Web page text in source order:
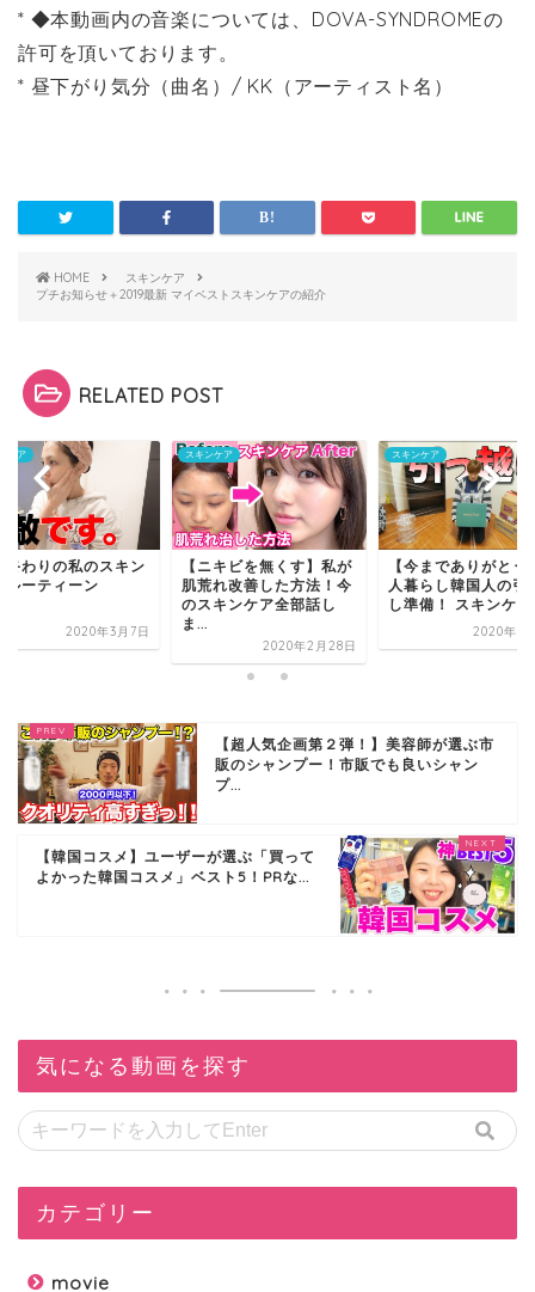
* ◆本動画内の音楽については、DOVA-SYNDROMEの
許可を頂いております。
* 昼下がり気分（曲名）/ KK（アーティスト名）
HOME
スキンケア
プチお知らせ＋2019最新 マイベストスキンケアの紹介
RELATED POST
ケア
終わりの私のスキン
ルーティーン
2020年3月7日
スキンケア
【ニキビを無くす】私が
肌荒れ改善した方法！今
のスキンケア全部話し
ま...
2020年2月28日
スキンケア
【今までありがとう
人暮らし韓国人の引
し準備！ スキンケア
2020年3
【超人気企画第２弾！】美容師が選ぶ市
販のシャンプー！市販でも良いシャン
プ...
【韓国コスメ】ユーザーが選ぶ「買って
よかった韓国コスメ」ベスト5！PRな...
気になる動画を探す
カテゴリー
movie